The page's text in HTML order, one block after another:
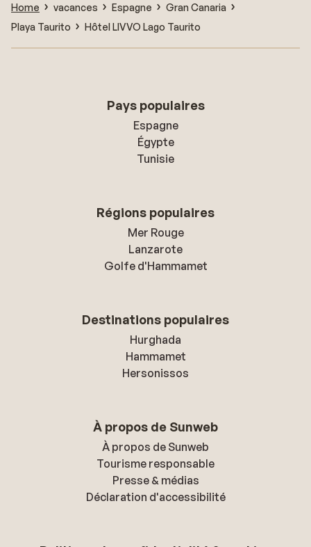
Home vacances Espagne
Gran Canaria
Playa Taurito
Hôtel LIVVO Lago Taurito
Pays populaires
Espagne
Égypte
Tunisie
Régions populaires
Mer Rouge
Lanzarote
Golfe d'Hammamet
Destinations populaires
Hurghada
Hammamet
Hersonissos
À propos de Sunweb
À propos de Sunweb
Tourisme responsable
Presse & médias
Déclaration d'accessibilité